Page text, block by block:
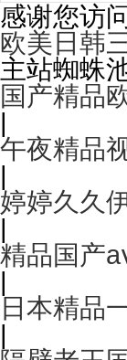
感谢您访
欧美日韩
主站蜘蛛
国产精品
|
午夜精品
|
婷婷久久
|
精品国产
|
日本精品
|